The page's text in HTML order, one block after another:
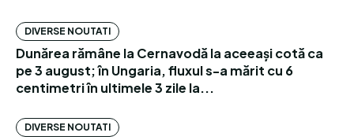
DIVERSE NOUTATI
Dunărea rămâne la Cernavodă la aceeași cotă ca
pe 3 august; în Ungaria, fluxul s-a mărit cu 6
centimetri în ultimele 3 zile la...
DIVERSE NOUTATI